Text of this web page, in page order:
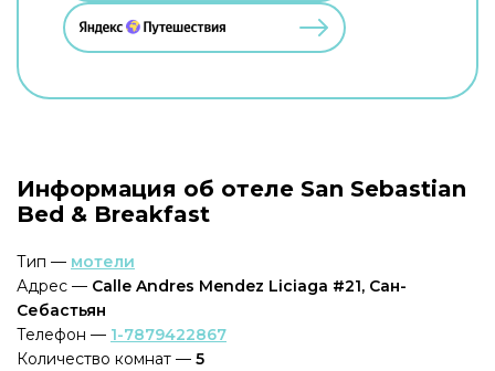
Информация об отеле San Sebastian
Bed & Breakfast
Тип — мотели
Адрес — Calle Andres Mendez Liciaga #21, Сан-
Себастьян
Телефон — 1-7879422867
Количество комнат — 5